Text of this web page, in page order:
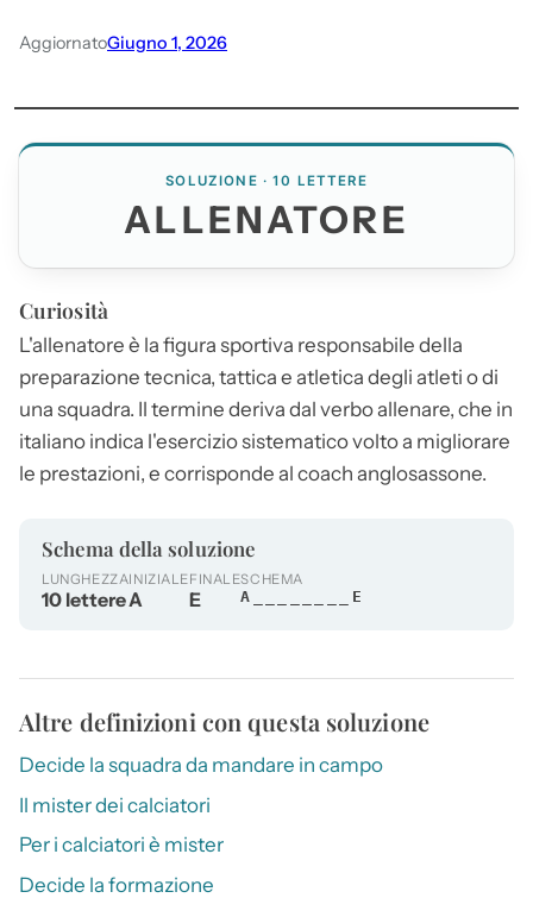
AggiornatoGiugno 1, 2026
SOLUZIONE · 10 LETTERE
ALLENATORE
Curiosità
L'allenatore è la figura sportiva responsabile della
preparazione tecnica, tattica e atletica degli atleti o di
una squadra. Il termine deriva dal verbo allenare, che in
italiano indica l'esercizio sistematico volto a migliorare
le prestazioni, e corrisponde al coach anglosassone.
Schema della soluzione
LUNGHEZZA
10 lettere
INIZIALE
A
FINALE
E
SCHEMA
A________E
Altre definizioni con questa soluzione
Decide la squadra da mandare in campo
Il mister dei calciatori
Per i calciatori è mister
Decide la formazione